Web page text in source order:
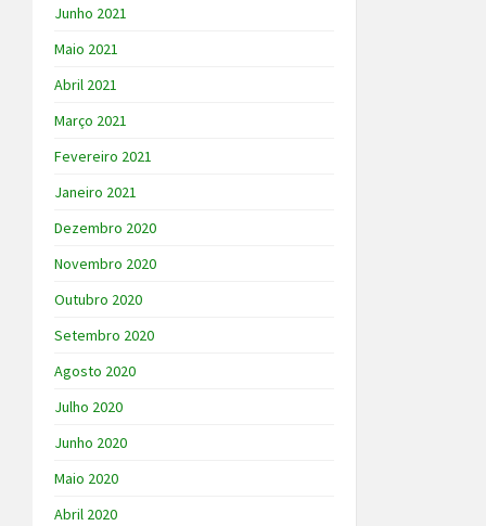
Junho 2021
Maio 2021
Abril 2021
Março 2021
Fevereiro 2021
Janeiro 2021
Dezembro 2020
Novembro 2020
Outubro 2020
Setembro 2020
Agosto 2020
Julho 2020
Junho 2020
Maio 2020
Abril 2020